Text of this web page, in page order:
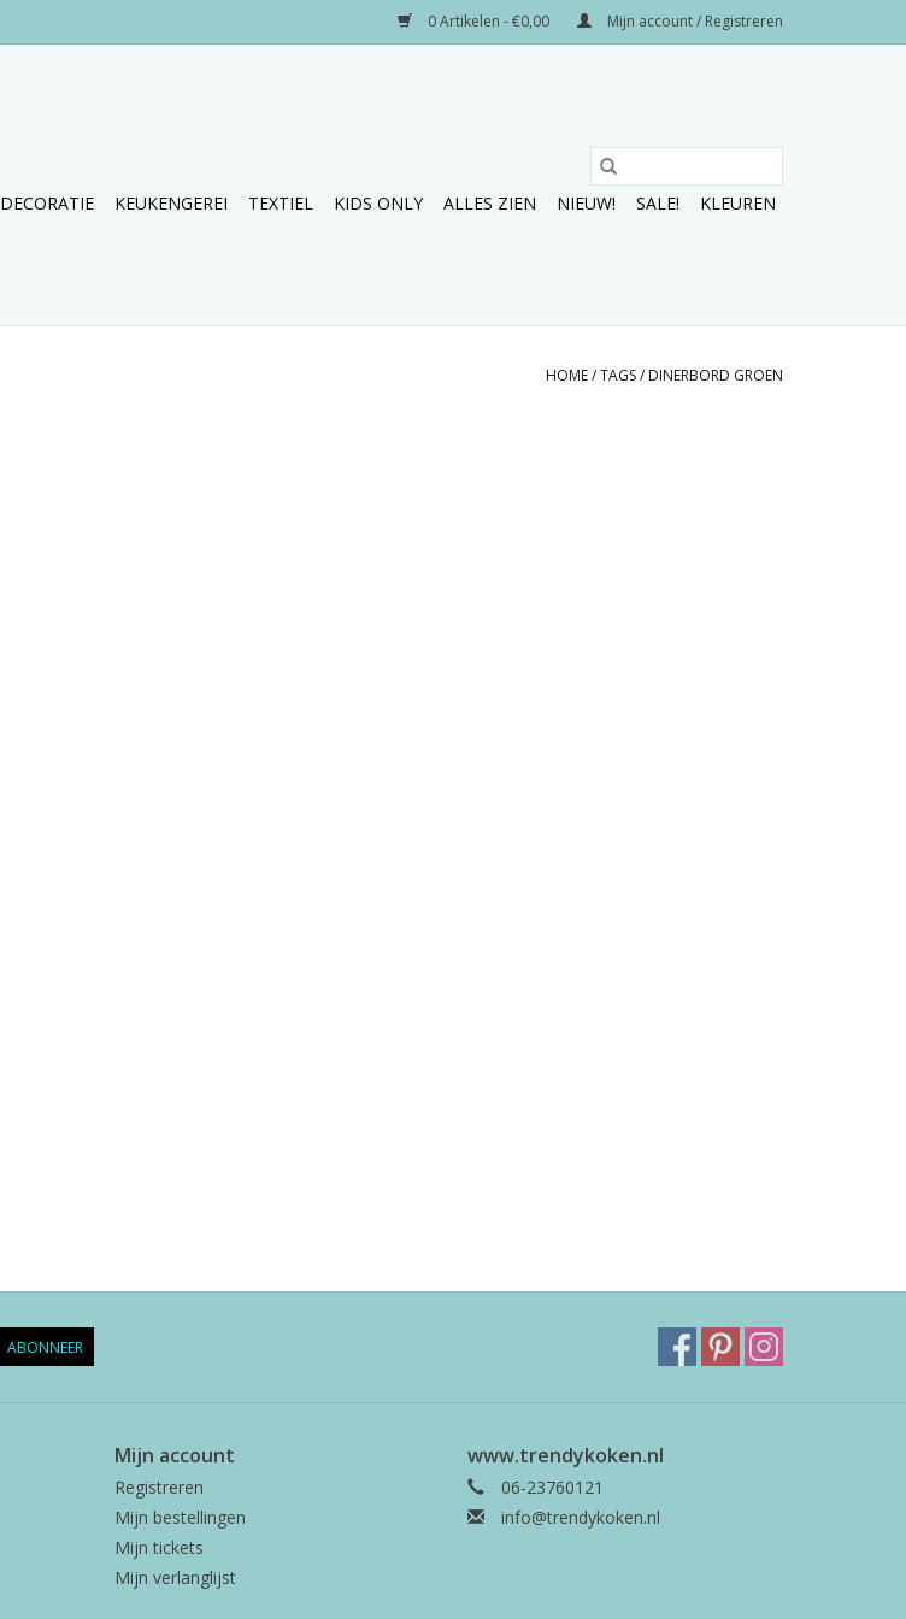
0 Artikelen - €0,00 Mijn account / Registreren
DECORATIE KEUKENGEREI TEXTIEL KIDS ONLY ALLES ZIEN NIEUW! SALE! KLEUREN
HOME/TAGS/ DINERBORD GROEN
ABONNEER
Mijn account
Registreren
Mijn bestellingen
Mijn tickets
Mijn verlanglijst
www.trendykoken.nl
06-23760121
info@trendykoken.nl